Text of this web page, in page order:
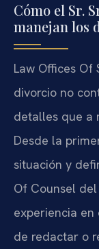
Cómo el Sr.
manejan los
Law Offices Of
divorcio no
detalles que a
Desde la
situación y
Of Counsel
experiencia
de redactar o